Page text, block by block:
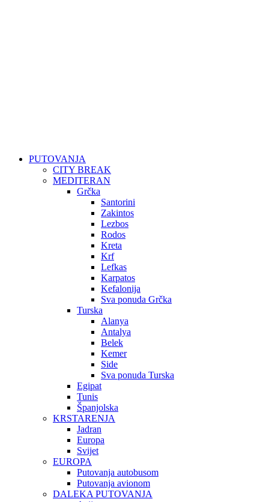
PUTOVANJA
CITY BREAK
MEDITERAN
Grčka
Santorini
Zakintos
Lezbos
Rodos
Kreta
Krf
Lefkas
Karpatos
Kefalonija
Sva ponuda Grčka
Turska
Alanya
Antalya
Belek
Kemer
Side
Sva ponuda Turska
Egipat
Tunis
Španjolska
KRSTARENJA
Jadran
Europa
Svijet
EUROPA
Putovanja autobusom
Putovanja avionom
DALEKA PUTOVANJA